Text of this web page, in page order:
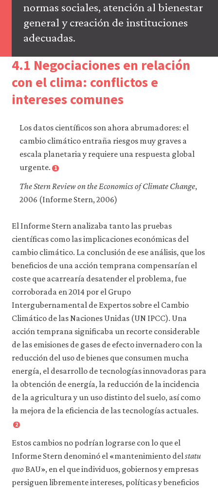
(como,
para
acceder
recursos
para
los
que
tener
iniciada).
nos
gustaría
analíticas
que
nos
ayuden
a
la
funcionalidad
la
facilidad
uso
de
nuestro
web.
Estas
cookies
analíticas
solo
se
instalarán
si
las
aceptas.
No
vendemos
ni
normas sociales, atención al bienestar
general y creación de instituciones
adecuadas.
4.1 Negociaciones en relación
con el clima: conflictos e
intereses comunes
Los datos científicos son ahora abrumadores: el
cambio climático entraña riesgos muy graves a
escala planetaria y requiere una respuesta global
urgente. 1
The Stern Review on the Economics of Climate Change,
2006 (Informe Stern, 2006)
El Informe Stern analizaba tanto las pruebas
científicas como las implicaciones económicas del
cambio climático. La conclusión de ese análisis, que los
beneficios de una acción temprana compensarían el
coste que acarrearía desatender el problema, fue
corroborada en 2014 por el Grupo
Intergubernamental de Expertos sobre el Cambio
Climático de las Naciones Unidas (UN IPCC). Una
acción temprana significaba un recorte considerable
de las emisiones de gases de efecto invernadero con la
reducción del uso de bienes que consumen mucha
energía, el desarrollo de tecnologías innovadoras para
la obtención de energía, la reducción de la incidencia
de la agricultura y un uso distinto del suelo, así como
la mejora de la eficiencia de las tecnologías actuales.
2
Estos cambios no podrían lograrse con lo que el
Informe Stern denominó el «mantenimiento delstatu
quo BAU», en el que individuos, gobiernos y empresas
persiguen libremente intereses, políticas y beneficios